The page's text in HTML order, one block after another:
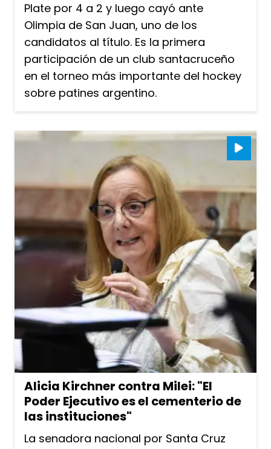
Plate por 4 a 2 y luego cayó ante
Olimpia de San Juan, uno de los
candidatos al título. Es la primera
participación de un club santacruceño
en el torneo más importante del hockey
sobre patines argentino.
Alicia Kirchner contra Milei: "El
Poder Ejecutivo es el cementerio de
las instituciones"
La senadora nacional por Santa Cruz